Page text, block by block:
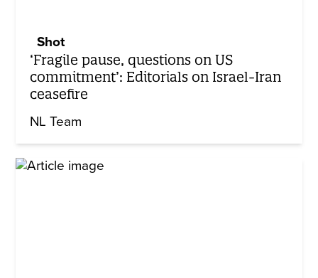
Shot
‘Fragile pause, questions on US
commitment’: Editorials on Israel-Iran
ceasefire
NL Team